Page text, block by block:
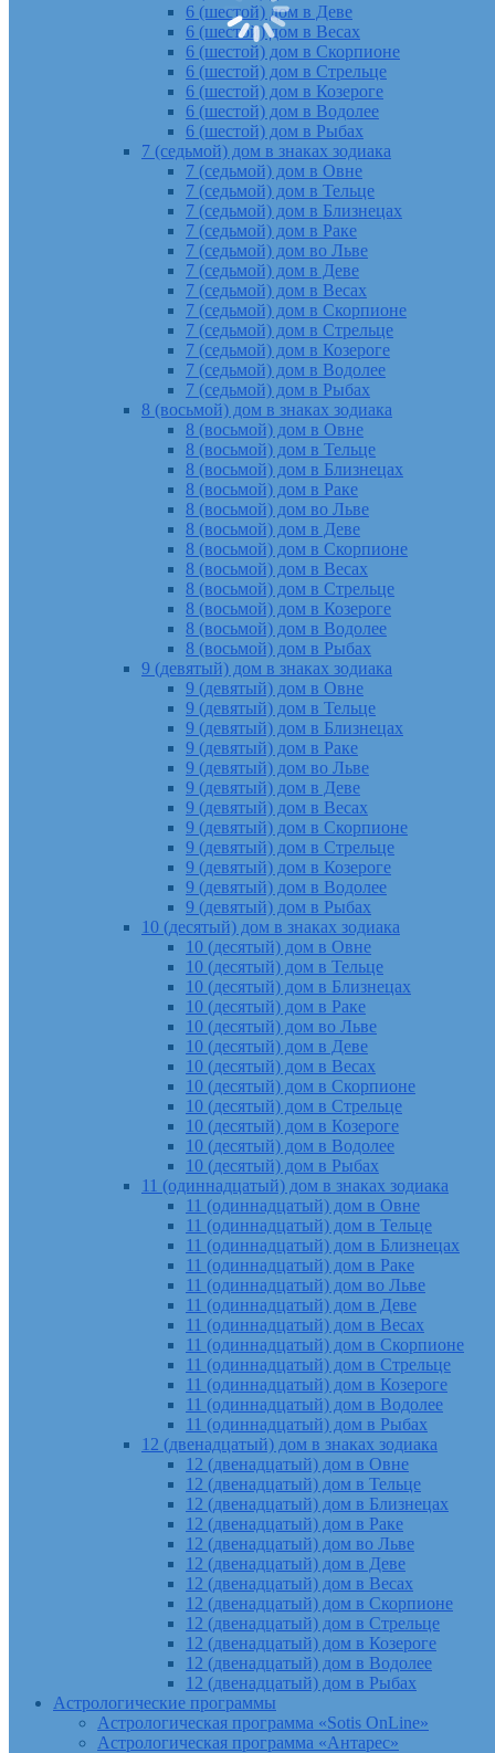
6 (шестой) дом в Деве
6 (шестой) дом в Весах
6 (шестой) дом в Скорпионе
6 (шестой) дом в Стрельце
6 (шестой) дом в Козероге
6 (шестой) дом в Водолее
6 (шестой) дом в Рыбах
7 (седьмой) дом в знаках зодиака
7 (седьмой) дом в Овне
7 (седьмой) дом в Тельце
7 (седьмой) дом в Близнецах
7 (седьмой) дом в Раке
7 (седьмой) дом во Льве
7 (седьмой) дом в Деве
7 (седьмой) дом в Весах
7 (седьмой) дом в Скорпионе
7 (седьмой) дом в Стрельце
7 (седьмой) дом в Козероге
7 (седьмой) дом в Водолее
7 (седьмой) дом в Рыбах
8 (восьмой) дом в знаках зодиака
8 (восьмой) дом в Овне
8 (восьмой) дом в Тельце
8 (восьмой) дом в Близнецах
8 (восьмой) дом в Раке
8 (восьмой) дом во Льве
8 (восьмой) дом в Деве
8 (восьмой) дом в Скорпионе
8 (восьмой) дом в Весах
8 (восьмой) дом в Стрельце
8 (восьмой) дом в Козероге
8 (восьмой) дом в Водолее
8 (восьмой) дом в Рыбах
9 (девятый) дом в знаках зодиака
9 (девятый) дом в Овне
9 (девятый) дом в Тельце
9 (девятый) дом в Близнецах
9 (девятый) дом в Раке
9 (девятый) дом во Льве
9 (девятый) дом в Деве
9 (девятый) дом в Весах
9 (девятый) дом в Скорпионе
9 (девятый) дом в Стрельце
9 (девятый) дом в Козероге
9 (девятый) дом в Водолее
9 (девятый) дом в Рыбах
10 (десятый) дом в знаках зодиака
10 (десятый) дом в Овне
10 (десятый) дом в Тельце
10 (десятый) дом в Близнецах
10 (десятый) дом в Раке
10 (десятый) дом во Льве
10 (десятый) дом в Деве
10 (десятый) дом в Весах
10 (десятый) дом в Скорпионе
10 (десятый) дом в Стрельце
10 (десятый) дом в Козероге
10 (десятый) дом в Водолее
10 (десятый) дом в Рыбах
11 (одиннадцатый) дом в знаках зодиака
11 (одиннадцатый) дом в Овне
11 (одиннадцатый) дом в Тельце
11 (одиннадцатый) дом в Близнецах
11 (одиннадцатый) дом в Раке
11 (одиннадцатый) дом во Льве
11 (одиннадцатый) дом в Деве
11 (одиннадцатый) дом в Весах
11 (одиннадцатый) дом в Скорпионе
11 (одиннадцатый) дом в Стрельце
11 (одиннадцатый) дом в Козероге
11 (одиннадцатый) дом в Водолее
11 (одиннадцатый) дом в Рыбах
12 (двенадцатый) дом в знаках зодиака
12 (двенадцатый) дом в Овне
12 (двенадцатый) дом в Тельце
12 (двенадцатый) дом в Близнецах
12 (двенадцатый) дом в Раке
12 (двенадцатый) дом во Льве
12 (двенадцатый) дом в Деве
12 (двенадцатый) дом в Весах
12 (двенадцатый) дом в Скорпионе
12 (двенадцатый) дом в Стрельце
12 (двенадцатый) дом в Козероге
12 (двенадцатый) дом в Водолее
12 (двенадцатый) дом в Рыбах
Астрологические программы
Астрологическая программа «Sotis OnLine»
Астрологическая программа «Антарес»